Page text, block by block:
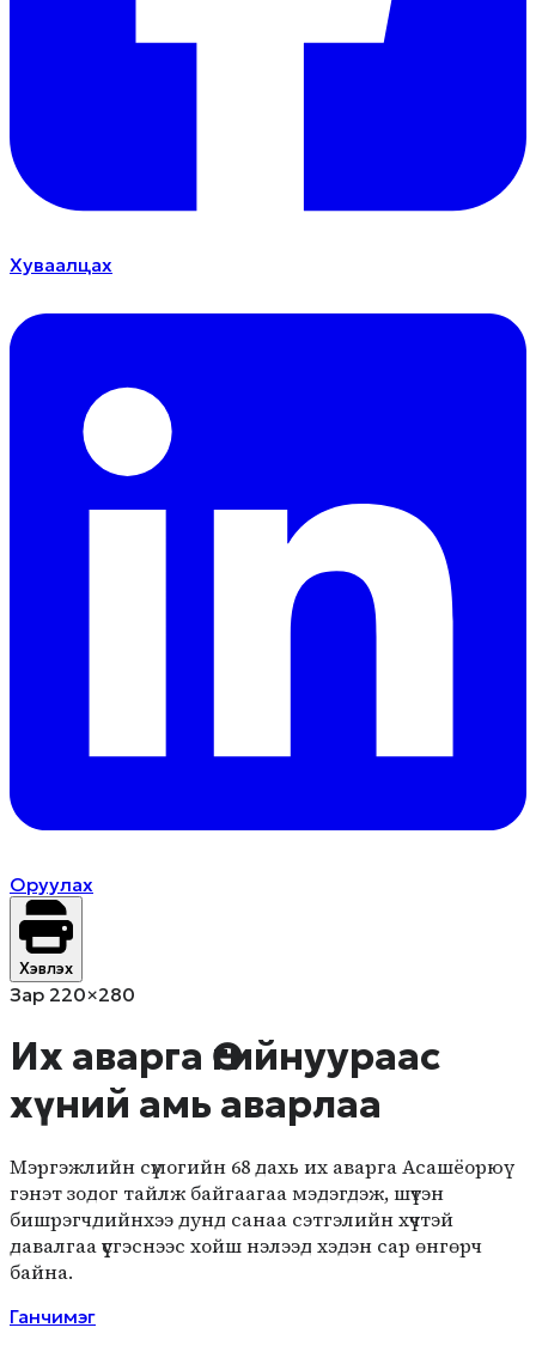
Хуваалцах
Оруулах
Хэвлэх
Зар 220×280
Их аварга Өгийнуураас
хүний амь аварлаа
Мэргэжлийн сүмогийн 68 дахь их аварга Асашёорюү
гэнэт зодог тайлж байгаагаа мэдэгдэж, шүтэн
бишрэгч­дийнхээ дунд санаа сэтгэлийн хүчтэй
давалгаа үүсгэснээс хойш нэлээд хэдэн сар өнгөрч
байна.
Ганчимэг